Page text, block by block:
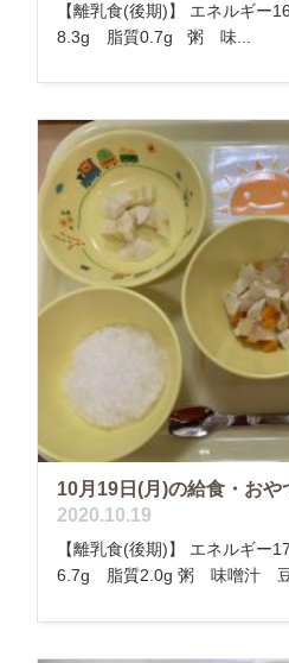
【離乳食(後期)】 エネルギ
8.3g 脂質0.7g 粥 味...
10月19日(月)の給食・おや
2020.10.19
【離乳食(後期)】 エネルギ
6.7g 脂質2.0g 粥 味噌汁 豆